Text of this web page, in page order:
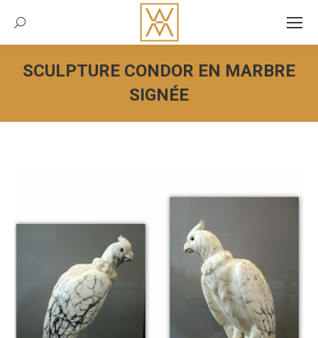
Recherche:
SCULPTURE CONDOR EN MARBRE
SIGNÉE
Vous êtes ici :